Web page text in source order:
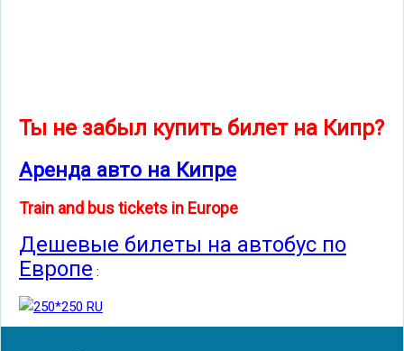
Ты не забыл купить билет на Кипр?
Аренда авто на Кипре
Train and bus tickets in Europe
Дешевые билеты на автобус по
Европе :